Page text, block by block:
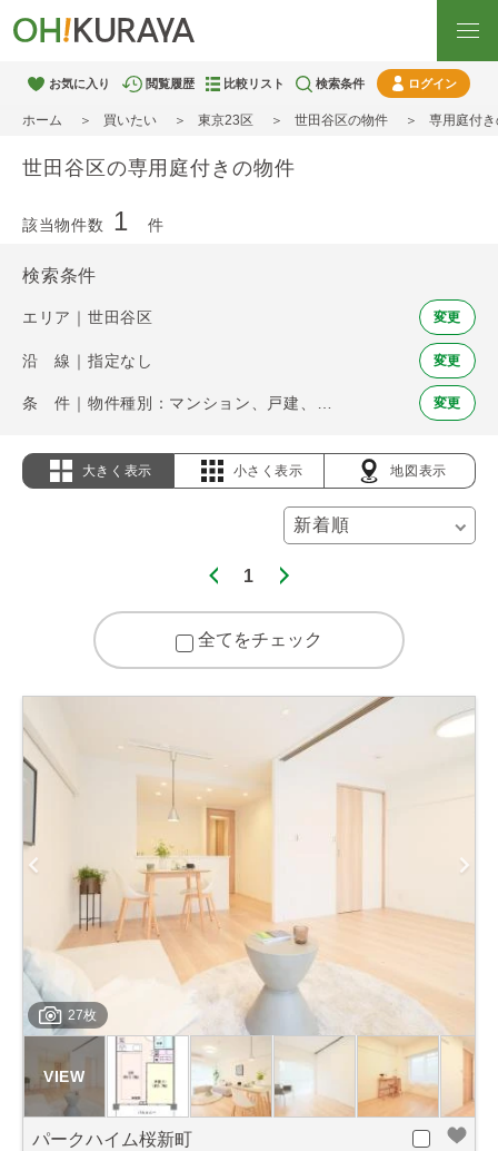
お気に入り 閲覧履歴 比較リスト 検索条件 ログイン
ホーム 買いたい 東京23区 世田谷区の物件 専用庭付
世田谷区の専用庭付きの物件
該当物件数 1 件
検索条件
エリア｜世田谷区 変更
沿 線｜指定なし 変更
変更
大きく表示 小さく表示 地図表示
1
全てをチェック
27枚
パークハイム桜新町